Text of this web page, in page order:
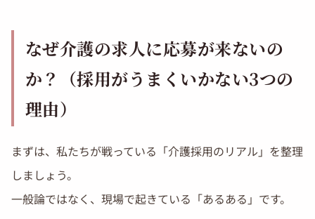
なぜ介護の求人に応募が来ないの
か？（採用がうまくいかない3つの
理由）
まずは、私たちが戦っている「介護採用のリアル」を整理
しましょう。
一般論ではなく、現場で起きている「あるある」です。